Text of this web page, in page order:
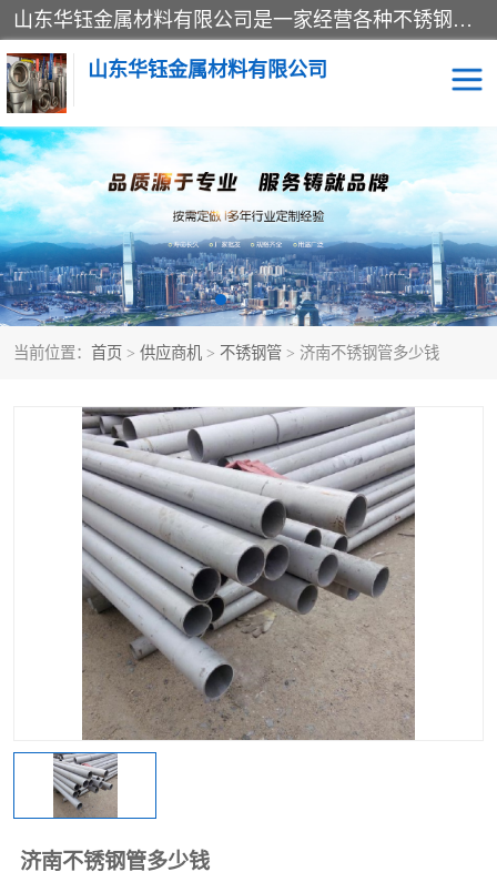
山东华钰金属材料有限公司是一家经营各种不锈钢管材、板材、圆钢、法兰、封头、型材等产品的公司；主营产品有：不锈钢管，激光切割，管件标准件，不锈钢圆钢，不锈钢人孔，不锈钢亮管，不锈钢角钢，不锈钢加工，不锈钢管子，不锈钢工业方管，不锈钢封头，不锈钢法兰，不锈钢阀门，不锈钢槽钢，不锈钢扁钢，不锈钢板等；可为客户制作各种规格的型材及不锈钢配件、非标准件及各种容器具等，能满足客户的不同采购要求。
山东华钰金属材料有限公司
当前位置： 首页 > 供应商机 > 不锈钢管 > 济南不锈钢管多少钱
济南不锈钢管多少钱
不锈钢管 激光切割
管件标准件 不锈钢圆钢
不锈钢人孔 不锈钢亮管
不锈钢角钢 不锈钢加工
不锈钢板 不锈钢工业方管
不锈钢封头 不锈钢法兰
不锈钢阀门 不锈钢槽钢
不锈钢扁钢